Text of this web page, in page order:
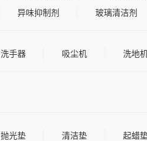
异味抑制剂 玻璃清洁剂
洗手器 吸尘机 洗地
抛光垫 清洁垫 起蜡